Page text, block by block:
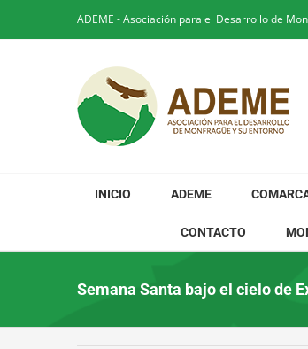
ADEME - Asociación para el Desarrollo de
INICIO ADEME
CONTACTO
Semana Santa bajo el cielo de